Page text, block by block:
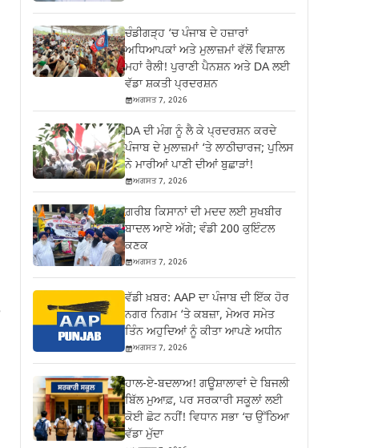
ਚੰਡੀਗੜ੍ਹ ‘ਚ ਪੰਜਾਬ ਦੇ ਹਜ਼ਾਰਾਂ
ਅਧਿਆਪਕਾਂ ਅਤੇ ਮੁਲਾਜ਼ਮਾਂ ਵੱਲੋਂ ਵਿਸ਼ਾਲ
ਮਹਾਂ ਰੈਲੀ! ਪੁਰਾਣੀ ਪੈਨਸ਼ਨ ਅਤੇ DA ਲਈ
ਵੱਡਾ ਸ਼ਕਤੀ ਪ੍ਰਦਰਸ਼ਨ
ਅਗਸਤ 7, 2026
DA ਦੀ ਮੰਗ ਨੂੰ ਲੈ ਕੇ ਪ੍ਰਦਰਸ਼ਨ ਕਰਦੇ
ਪੰਜਾਬ ਦੇ ਮੁਲਾਜ਼ਮਾਂ ‘ਤੇ ਲਾਠੀਚਾਰਜ; ਪੁਲਿਸ
ਨੇ ਮਾਰੀਆਂ ਪਾਣੀ ਦੀਆਂ ਬੁਛਾੜਾਂ!
ਅਗਸਤ 7, 2026
ਗ਼ਰੀਬ ਕਿਸਾਨਾਂ ਦੀ ਮਦਦ ਲਈ ਸੁਖਬੀਰ
ਬਾਦਲ ਆਏ ਅੱਗੇ; ਵੰਡੀ 200 ਕੁਇੰਟਲ
ਕਣਕ
ਅਗਸਤ 7, 2026
ਵੱਡੀ ਖ਼ਬਰ: AAP ਦਾ ਪੰਜਾਬ ਦੀ ਇੱਕ ਹੋਰ
ਨਗਰ ਨਿਗਮ ‘ਤੇ ਕਬਜ਼ਾ, ਮੇਅਰ ਸਮੇਤ
ਤਿੰਨ ਅਹੁਦਿਆਂ ਨੂੰ ਕੀਤਾ ਆਪਣੇ ਅਧੀਨ
ਅਗਸਤ 7, 2026
ਹਾਲ-ਏ-ਬਦਲਾਅ! ਗਊਸ਼ਾਲਾਵਾਂ ਦੇ ਬਿਜਲੀ
ਬਿੱਲ ਮੁਆਫ਼, ਪਰ ਸਰਕਾਰੀ ਸਕੂਲਾਂ ਲਈ
ਕੋਈ ਛੋਟ ਨਹੀਂ! ਵਿਧਾਨ ਸਭਾ ‘ਚ ਉੱਠਿਆ
ਵੱਡਾ ਮੁੱਦਾ